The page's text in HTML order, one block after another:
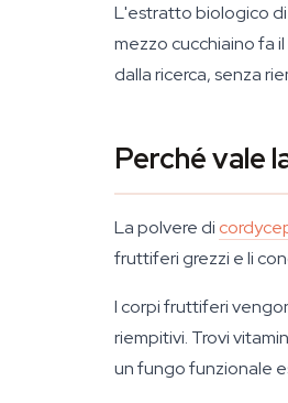
L'estratto biologico di
mezzo cucchiaino fa
dalla ricerca, senza
Perché vale
La polvere di
fruttiferi grezzi e li
I corpi fruttiferi
riempitivi. Trovi
un fungo funzionale